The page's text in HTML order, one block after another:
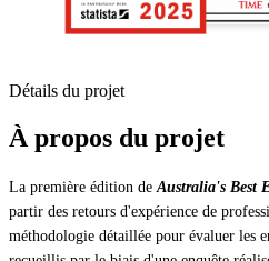
Détails du projet
À propos du projet
La première édition de Australia's Best
partir des retours d'expérience de
méthodologie détaillée pour évaluer les